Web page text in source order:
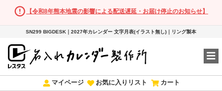
【令和8年熊本地震の影響による配送遅延・お届け停止のお知らせ】
SN299 BIGDESK｜2027年カレンダー 文字月表(イラスト無し)｜リング製本
マイページ お気に入りリスト カート